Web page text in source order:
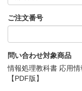
ご注文番号
問い合わせ対象商品
情報処理教科書 応用
【PDF版】